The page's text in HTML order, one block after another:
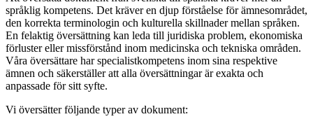
språklig kompetens. Det kräver en djup förståelse för ämnesområdet,
den korrekta terminologin och kulturella skillnader mellan språken.
En felaktig översättning kan leda till juridiska problem, ekonomiska
förluster eller missförstånd inom medicinska och tekniska områden.
Våra översättare har specialistkompetens inom sina respektive
ämnen och säkerställer att alla översättningar är exakta och
anpassade för sitt syfte.
Vi översätter följande typer av dokument: